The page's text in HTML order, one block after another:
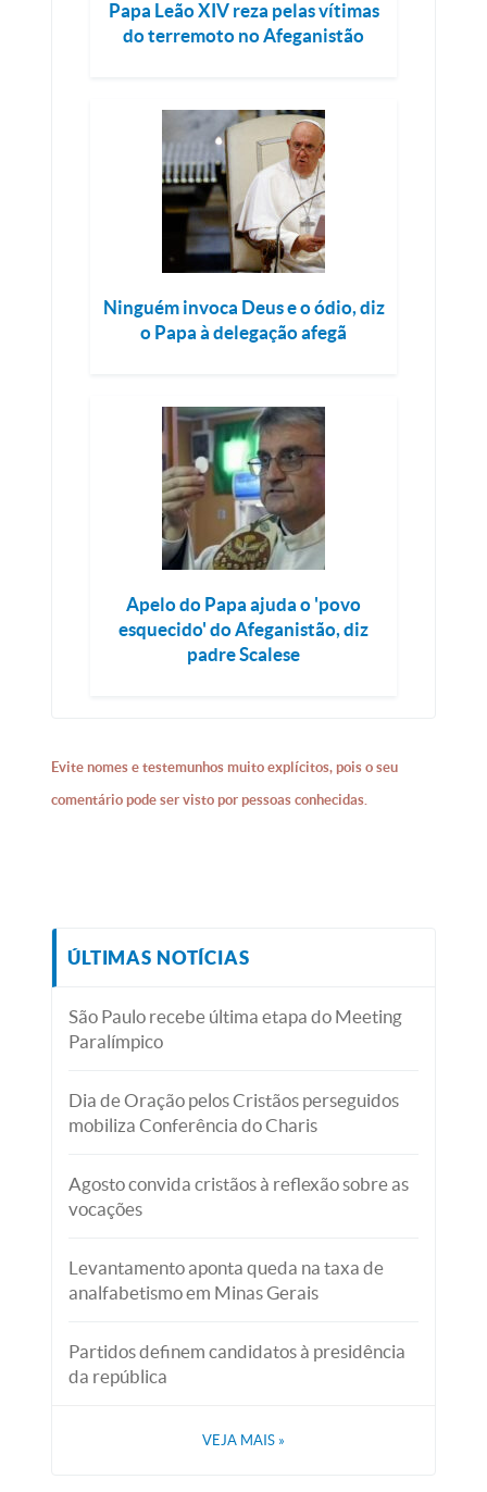
Papa Leão XIV reza pelas vítimas
do terremoto no Afeganistão
Ninguém invoca Deus e o ódio, diz
o Papa à delegação afegã
Apelo do Papa ajuda o 'povo
esquecido' do Afeganistão, diz
padre Scalese
Evite nomes e testemunhos muito explícitos, pois o seu
comentário pode ser visto por pessoas conhecidas.
ÚLTIMAS NOTÍCIAS
São Paulo recebe última etapa do Meeting
Paralímpico
Dia de Oração pelos Cristãos perseguidos
mobiliza Conferência do Charis
Agosto convida cristãos à reflexão sobre as
vocações
Levantamento aponta queda na taxa de
analfabetismo em Minas Gerais
Partidos definem candidatos à presidência
da república
VEJA MAIS »